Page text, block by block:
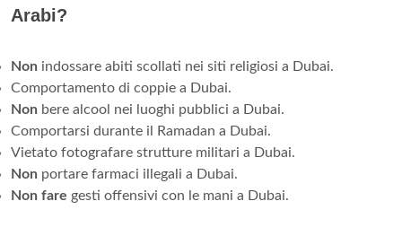
Arabi?
Non indossare abiti scollati nei siti religiosi a Dubai.
Comportamento di coppie a Dubai.
Non bere alcool nei luoghi pubblici a Dubai.
Comportarsi durante il Ramadan a Dubai.
Vietato fotografare strutture militari a Dubai.
Non portare farmaci illegali a Dubai.
Non fare gesti offensivi con le mani a Dubai.